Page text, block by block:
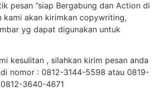
pesan ”siap Bergabung dan Action di
kami akan kirimkan copywriting,
yg dapat digunakan untuk
kesulitan , silahkan kirim pesan anda
nomor : 0812-3144-5598 atau 0819-
3640-4671